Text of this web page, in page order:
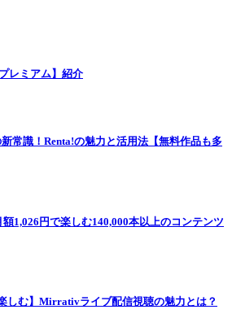
レミアム】紹介
常識！Renta!の魅力と活用法【無料作品も多
1,026円で楽しむ140,000本以上のコンテンツ
しむ】Mirrativライブ配信視聴の魅力とは？